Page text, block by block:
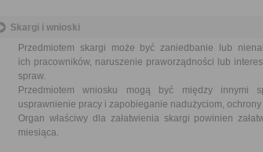
Skargi i wnioski
Przedmiotem skargi może być zaniedbanie lub
ich pracowników, naruszenie praworządności lub
spraw.
Przedmiotem wniosku mogą być między innymi
usprawnienie pracy i zapobieganie nadużyciom,
Organ właściwy dla załatwienia skargi powinien
miesiąca.